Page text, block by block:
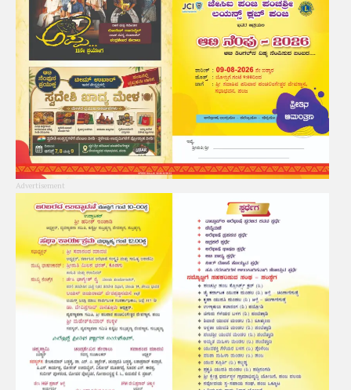
Advertisement